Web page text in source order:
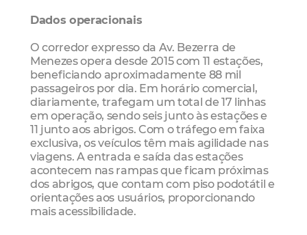
Dados operacionais
O corredor expresso da Av. Bezerra de
Menezes opera desde 2015 com 11 estações,
beneficiando aproximadamente 88 mil
passageiros por dia. Em horário comercial,
diariamente, trafegam um total de 17 linhas
em operação, sendo seis junto às estações e
11 junto aos abrigos. Com o tráfego em faixa
exclusiva, os veículos têm mais agilidade nas
viagens. A entrada e saída das estações
acontecem nas rampas que ficam próximas
dos abrigos, que contam com piso podotátil e
orientações aos usuários, proporcionando
mais acessibilidade.